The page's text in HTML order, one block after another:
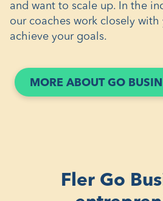
and want to scale up. In the
our coaches work closely
achieve your goals.
MORE ABOUT GO
Fler Go